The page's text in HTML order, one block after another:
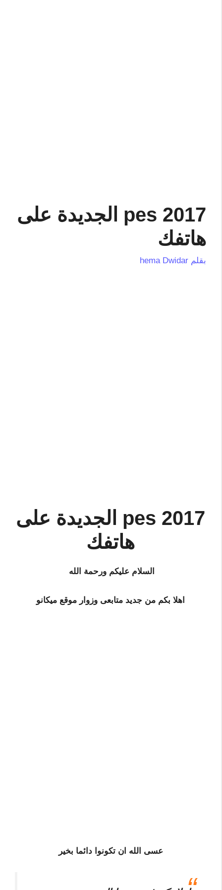
pes 2017 الجديدة على
هاتفك
بقلم hema Dwidar
pes 2017 الجديدة على
هاتفك
السلام عليكم ورحمة الله
اهلا بكم من جديد متابعى وزوار موقع ميكانو
عسى الله ان تكونوا دائما بخير